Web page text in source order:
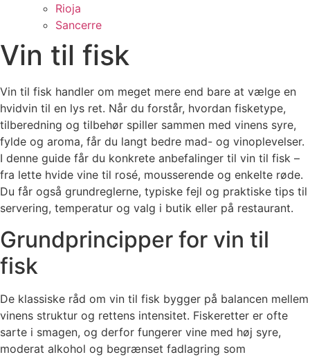
Rioja
Sancerre
Vin til fisk
Vin til fisk handler om meget mere end bare at vælge en
hvidvin til en lys ret. Når du forstår, hvordan fisketype,
tilberedning og tilbehør spiller sammen med vinens syre,
fylde og aroma, får du langt bedre mad- og vinoplevelser.
I denne guide får du konkrete anbefalinger til vin til fisk –
fra lette hvide vine til rosé, mousserende og enkelte røde.
Du får også grundreglerne, typiske fejl og praktiske tips til
servering, temperatur og valg i butik eller på restaurant.
Grundprincipper for vin til
fisk
De klassiske råd om vin til fisk bygger på balancen mellem
vinens struktur og rettens intensitet. Fiskeretter er ofte
sarte i smagen, og derfor fungerer vine med høj syre,
moderat alkohol og begrænset fadlagring som